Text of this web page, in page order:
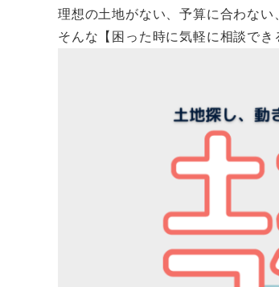
理想の土地がない、予算に合わな
そんな【困った時に気軽に相談で